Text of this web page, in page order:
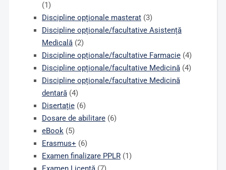
(1)
Discipline opționale masterat(3)
Discipline opționale/facultative Asistență
Medicală(2)
Discipline opționale/facultative Farmacie(4)
Discipline opționale/facultative Medicină(4)
Discipline opționale/facultative Medicină
dentară(4)
Disertație(6)
Dosare de abilitare(6)
eBook(5)
Erasmus+ (6)
Examen finalizare PPLR(1)